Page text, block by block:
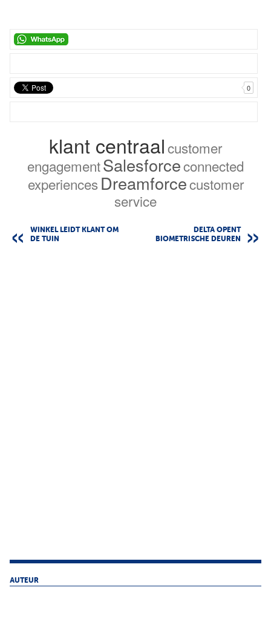
0
klant centraalcustomer
engagementSalesforceconnected
experiences Dreamforcecustomer
service
WINKEL LEIDT KLANT OM
DE TUIN
DELTA OPENT
BIOMETRISCHE DEUREN
AUTEUR